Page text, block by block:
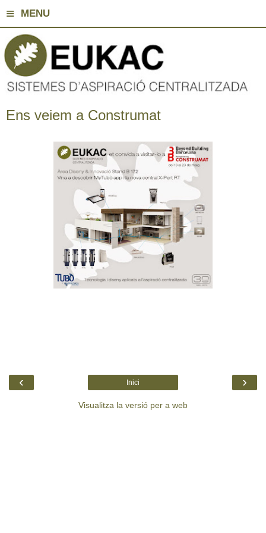
≡ MENU
Ens veiem a Construmat
‹ ›
Inici
Visualitza la versió per a web